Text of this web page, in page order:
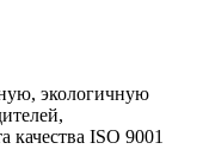
экологичную
качества ISO 9001